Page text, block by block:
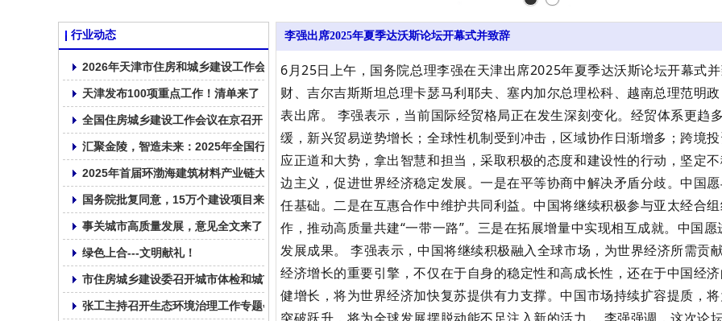
行业动态
2026年天津市住房和城乡建设工作会议召开
天津发布100项重点工作！清单来了！
全国住房城乡建设工作会议在京召开
汇聚金陵，智造未来：2025年全国行业高质量发展交流会在南京召开！
2025年首届环渤海建筑材料产业链大会在大连顺利召开！
国务院批复同意，15万个建设项目来了！
事关城市高质量发展，意见全文来了
绿色上合---文明献礼！
市住房城乡建设委召开城市体检和城市更新规划编制工作动员部署会
张工主持召开生态环境治理工作专题会议
李强出席2025年夏季达沃斯论坛开幕式并致辞
6月25日上午，国务院总理李强在天津出席2025年夏季达沃斯论坛开幕式
财、吉尔吉斯斯坦总理卡瑟马利耶夫、塞内加尔总理松科、越南总理范明
表出席。 李强表示，当前国际经贸格局正在发生深刻变化。经贸体系更趋
缓，新兴贸易逆势增长；全球性机制受到冲击，区域协作日渐增多；跨境
应正道和大势，拿出智慧和担当，采取积极的态度和建设性的行动，坚定
边主义，促进世界经济稳定发展。一是在平等协商中解决矛盾分歧。中国
任基础。二是在互惠合作中维护共同利益。中国将继续积极参与亚太经合
作，推动高质量共建“一带一路”。三是在拓展增量中实现相互成就。中国
发展成果。 李强表示，中国将继续积极融入全球市场，为世界经济所需贡
经济增长的重要引擎，不仅在于自身的稳定性和高成长性，还在于中国经
健增长，将为世界经济加快复苏提供有力支撑。中国市场持续扩容提质，